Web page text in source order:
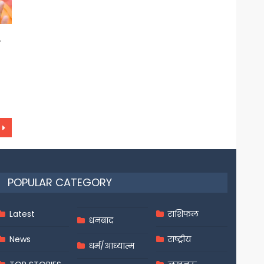
POPULAR CATEGORY
Latest
News
धनबाद
धर्म/आध्यात्म
राशिफल
राष्ट्रीय